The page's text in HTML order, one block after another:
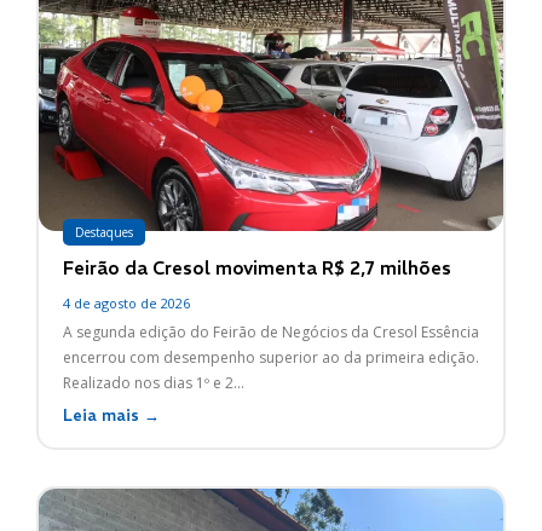
Destaques
Feirão da Cresol movimenta R$ 2,7 milhões
4 de agosto de 2026
A segunda edição do Feirão de Negócios da Cresol Essência
encerrou com desempenho superior ao da primeira edição.
Realizado nos dias 1º e 2...
Leia mais →